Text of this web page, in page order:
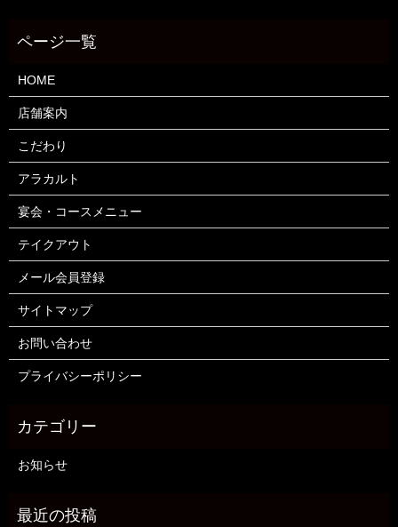
HOME
店舗案内
こだわり
アラカルト
宴会・コースメニュー
テイクアウト
メール会員登録
サイトマップ
お問い合わせ
プライバシーポリシー
お知らせ